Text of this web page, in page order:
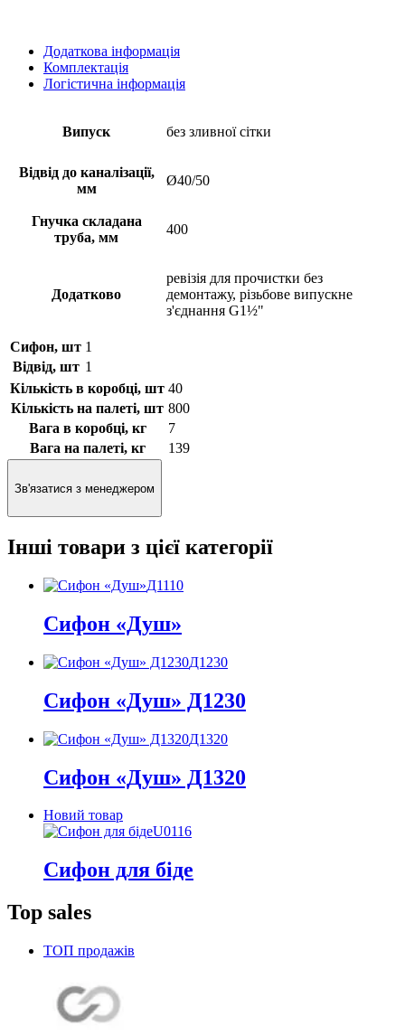
Додаткова інформація
Комплектація
Логістична інформація
Випуск без зливної сітки
Відвід до каналізації,
мм
Ø40/50
Гнучка складана
труба, мм
400
Додатково
ревізія для прочистки без
демонтажу, різьбове випускне
з'єднання G1½"
Сифон, шт 1
Відвід, шт 1
Кількість в коробці, шт 40
Кількість на палеті, шт 800
Вага в коробці, кг
7
Вага на палеті, кг
139
Зв'язатися з менеджером
Інші товари з цієї категорії
Д1110
Сифон «Душ»
Д1230
Сифон «Душ» Д1230
Д1320
Сифон «Душ» Д1320
Новий товар
U0116
Сифон для біде
Top sales
ТОП продажів